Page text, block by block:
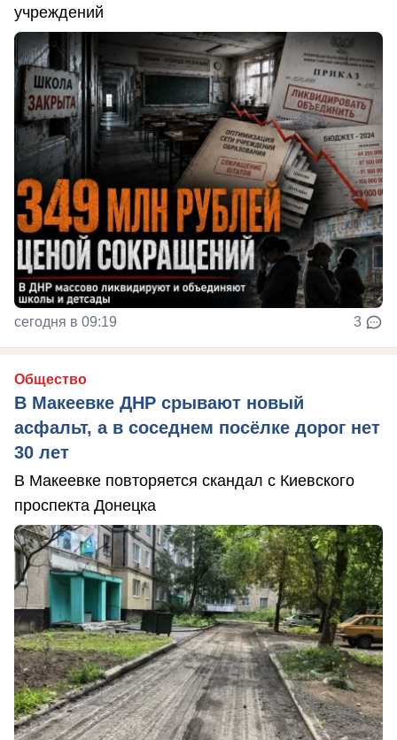
учреждений
сегодня в 09:19 3
Общество
В Макеевке ДНР срывают новый
асфальт, а в соседнем посёлке дорог нет
30 лет
В Макеевке повторяется скандал с Киевского
проспекта Донецка